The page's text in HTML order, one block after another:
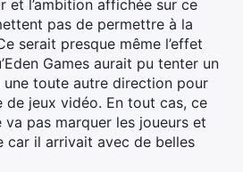
et l’ambition affichée sur ce
pas de permettre à la
serait presque même l’effet
Games aurait pu tenter un
une toute autre direction pour
de jeux vidéo. En tout cas, ce
pas marquer les joueurs et
car il arrivait avec de belles